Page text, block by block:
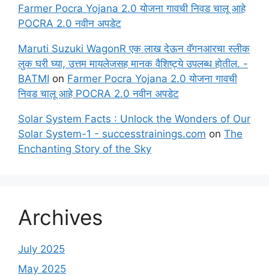
Farmer Pocra Yojana 2.0 योजना गावची निवड चालू आहे
POCRA 2.0 नवीन अपडेट
Maruti Suzuki WagonR एक लाख देऊन वॅगनआरचा स्लीक
लुक घरी घ्या, उत्तम मायलेजसह मानक वैशिष्ट्ये उपलब्ध होतील. -
BATMI on Farmer Pocra Yojana 2.0 योजना गावची
निवड चालू आहे POCRA 2.0 नवीन अपडेट
Solar System Facts : Unlock the Wonders of Our
Solar System-1 - successtrainings.com on The
Enchanting Story of the Sky
Archives
July 2025
May 2025